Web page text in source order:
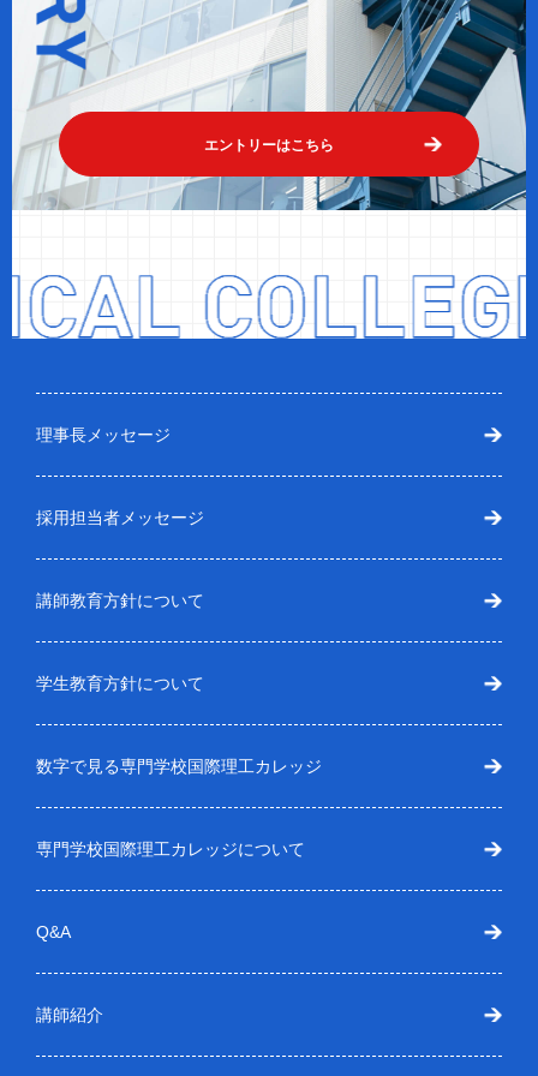
エントリーはこちら
理事長メッセージ
採用担当者メッセージ
講師教育方針について
学生教育方針について
数字で見る専門学校国際理工カレッジ
専門学校国際理工カレッジについて
Q&A
講師紹介